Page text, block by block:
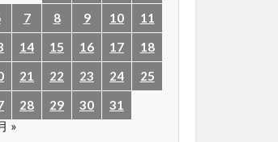
7 8 9 10
11
14 15 16 17
18
21 22 23 24
25
28 29 30
31
»